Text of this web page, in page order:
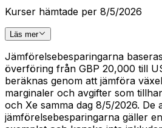
Kurser hämtade per 8/5/2026
Läs mer
Jämförelsebesparingarna
överföring från GBP 20,000 till
beräknas genom att jämföra
marginaler och avgifter som
och Xe samma dag 8/5/2026. De
jämförelsebesparingarna gäller